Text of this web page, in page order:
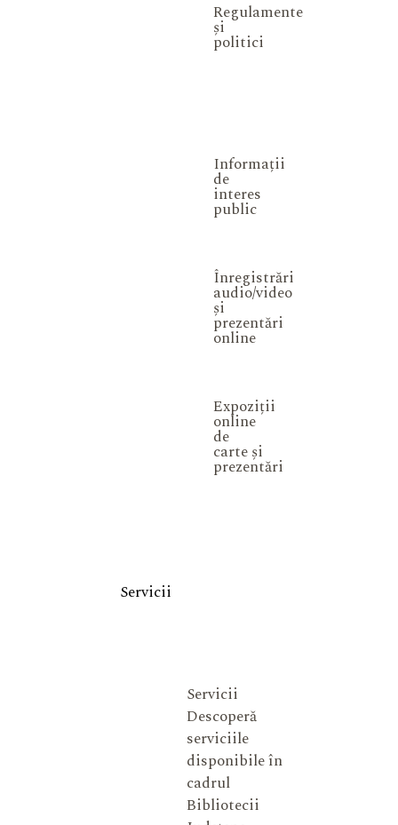
Regulamente
și
politici
Informații
de
interes
public
Înregistrări
audio/video
și
prezentări
online
Expoziții
online
de
carte și
prezentări
Servicii
Servicii
Descoperă
serviciile
disponibile în
cadrul
Bibliotecii